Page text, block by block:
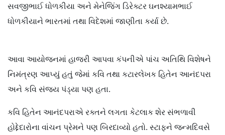
સવજીભાઈ ધોળકીયા અને મેનેજિંગ ડિરેક્ટર ઘનશ્યામભાઈ
ધોળકીયાને ભારતમાં તથા વિદેશમાં જાણીતા કર્યા છે.
આવા આયોજનમાં હાજરી આપવા કંપનીએ પાંચ અતિથિ વિશેષને
નિમંત્રણ આપ્યું હતું જેમાં કવિ તથા કટારલેખક હિતેન આનંદપરા
અને કવિ સંજય પંડ્યા પણ હતા.
કવિ હિતેન આનંદપરાએ રક્તને લગતા કેટલાક શેર સંભળાવી
હોદ્દેદારોના વાંચન પ્રેમને પણ બિરદાવ્યો હતો. સ્ટાફને જન્મદિવસે